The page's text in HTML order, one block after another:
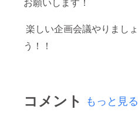
楽しい企画会議やりましょ
う！！
コメント もっと見る